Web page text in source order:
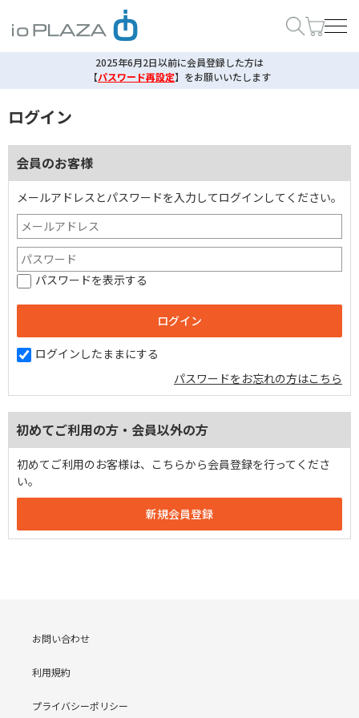
2025年6月2日以前に会員登録した方は
【パスワード再設定】 をお願いいたします
ログイン
会員のお客様
メールアドレスとパスワードを入力してログインしてください。
パスワードを表示する
ログインしたままにする
パスワードをお忘れの方はこちら
初めてご利用の方・会員以外の方
初めてご利用のお客様は、こちらから会員登録を行ってくださ
い。
お問い合わせ
利用規約
プライバシーポリシー